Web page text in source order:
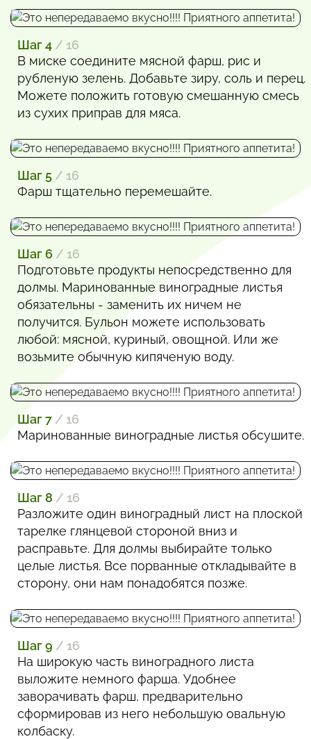
Шаг 4 / 16
В миске соедините мясной фарш, рис и
рубленую зелень. Добавьте зиру, соль и перец.
Можете положить готовую смешанную смесь
из сухих приправ для мяса.
Шаг 5 / 16
Фарш тщательно перемешайте.
Шаг 6 / 16
Подготовьте продукты непосредственно для
долмы. Маринованные виноградные листья
обязательны - заменить их ничем не
получится. Бульон можете использовать
любой: мясной, куриный, овощной. Или же
возьмите обычную кипяченую воду.
Шаг 7 / 16
Маринованные виноградные листья обсушите.
Шаг 8 / 16
Разложите один виноградный лист на плоской
тарелке глянцевой стороной вниз и
расправьте. Для долмы выбирайте только
целые листья. Все порванные откладывайте в
сторону, они нам понадобятся позже.
Шаг 9 / 16
На широкую часть виноградного листа
выложите немного фарша. Удобнее
заворачивать фарш, предварительно
сформировав из него небольшую овальную
колбаску.